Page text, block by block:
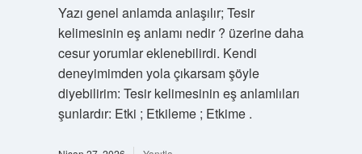
Yazı genel anlamda anlaşılır; Tesir
kelimesinin eş anlamı nedir ? üzerine daha
cesur yorumlar eklenebilirdi. Kendi
deneyimimden yola çıkarsam şöyle
diyebilirim: Tesir kelimesinin eş anlamlıları
şunlardır: Etki ; Etkileme ; Etkime .